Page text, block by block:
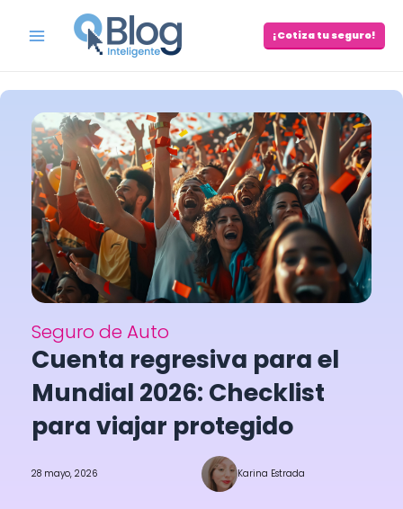
Menu
¡Cotiza tu seguro!
Seguro de Auto
Cuenta regresiva para el
Mundial 2026: Checklist
para viajar protegido
28 mayo, 2026 Karina Estrada